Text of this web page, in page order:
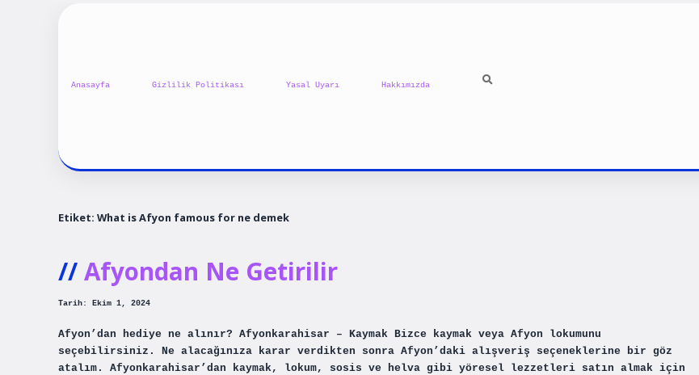
Anasayfa Gizlilik Politikası Yasal Uyarı Hakkımızda
Etiket: What is Afyon famous for ne demek
Afyondan Ne Getirilir
Tarih: Ekim 1, 2024
Afyon’dan hediye ne alınır? Afyonkarahisar – Kaymak Bizce kaymak veya Afyon lokumunu
seçebilirsiniz. Ne alacağınıza karar verdikten sonra Afyon’daki alışveriş seçeneklerine bir göz
atalım. Afyonkarahisar’dan kaymak, lokum, sosis ve helva gibi yöresel lezzetleri satın almak için